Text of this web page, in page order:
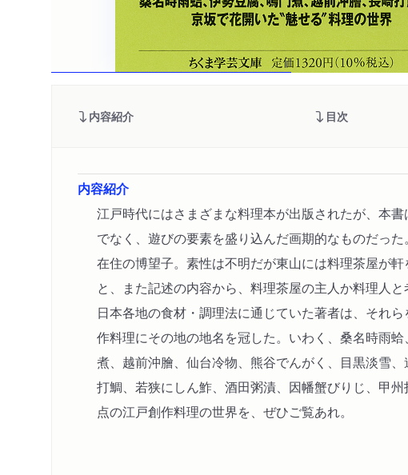
内容紹介 目次
内容紹介
江戸時代にはさまざまな料理本が出版されたが、本
でなく、遊びの要素を盛り込んだ画期的なものだっ
在住の博望子。素性は不明だが東山には料理茶屋が軒
と、また記述の内容から、料理茶屋の主人か料理人と
日本各地の食材・調理法に通じていた著者は、それ
作料理にその地の地名を冠した。いわく、桑名時雨
煮、越前沖膾、仙台冷物、熊谷でんがく、目黒淡雪
打鯛、若狭にしん鮓、酒田粥漬、因幡蟹びりじ、甲
点の江戸創作料理の世界を、ぜひご覧あれ。